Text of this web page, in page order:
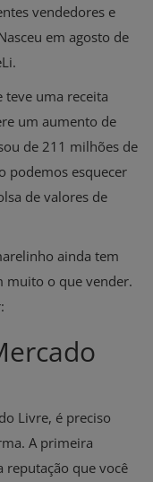
vendedores e
em agosto de
teve uma receita
um aumento de
de 211 milhões de
podemos esquecer
de valores de
ainda tem
muito o que vender.
Livre, é preciso
A primeira
reputação que você